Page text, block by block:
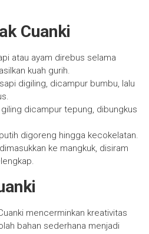
Cuanki
atau ayam direbus selama
kuah gurih.
digiling, dicampur bumbu, lalu
dicampur tepung, dibungkus
digoreng hingga kecokelatan.
ke mangkuk, disiram
mencerminkan kreativitas
bahan sederhana menjadi